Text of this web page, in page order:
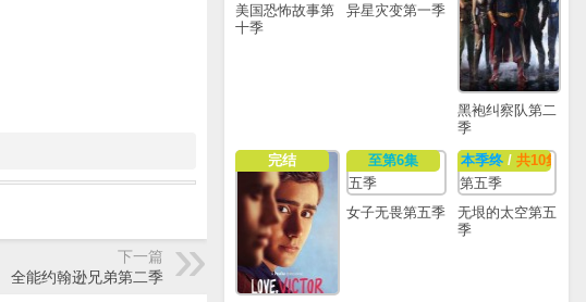
美国恐怖故事第
十季
异星灾变第一季
黑袍纠察队第二
季
完结
至第6集
女子无畏第五季
本季终/ 共10集
无垠的太空第五
季
下一篇
全能约翰逊兄弟第二季